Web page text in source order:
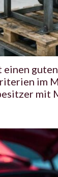
einen
im
mit